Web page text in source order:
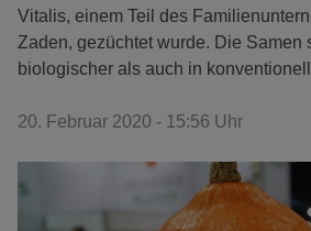
Vitalis, einem Teil des
Zaden, gezüchtet wurde. Die Samen
biologischer als auch in
20. Februar 2020 - 15:56 Uhr